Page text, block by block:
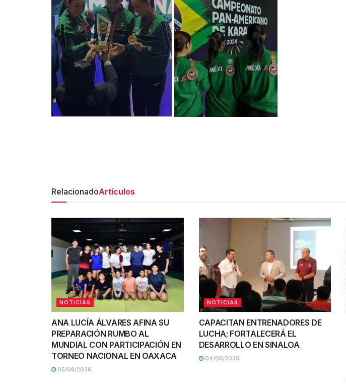
RelacionadoArtículos
NOTICIAS
ANA LUCÍA ÁLVARES AFINA SU
PREPARACIÓN RUMBO AL
MUNDIAL CON PARTICIPACIÓN EN
TORNEO NACIONAL EN OAXACA
05/08/2026
NOTICIAS
CAPACITAN ENTRENADORES DE
LUCHA; FORTALECERÁ EL
DESARROLLO EN SINALOA
04/08/2026